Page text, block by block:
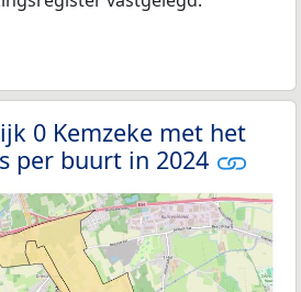
0 Kemzeke met het
per buurt in 2024